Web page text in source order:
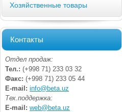
Хозяйственные товары
Контакты
Отдел продаж:
Тел.: (+998 71) 233 03 32
Факс: (+998 71) 233 05 44
E-mail: info@beta.uz
Тех.поддержка:
E-mail: web@beta.uz